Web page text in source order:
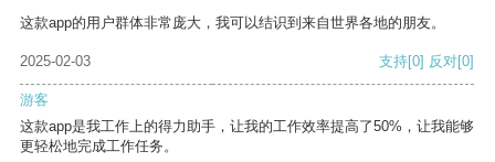
这款app的用户群体非常庞大，我可以结识到来自世界各地的朋友。
2025-02-03 支持[0] 反对[0]
游客
这款app是我工作上的得力助手，让我的工作效率提高了50%，让我能够
更轻松地完成工作任务。